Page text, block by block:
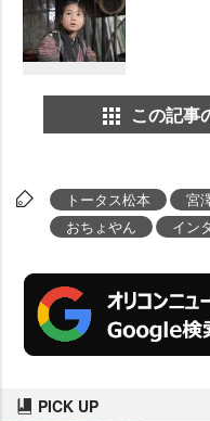
この記事
トータス松本 宮
おちょやん
イン
PICK UP